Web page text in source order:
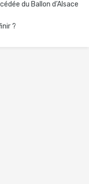
du Ballon d’Alsace
?